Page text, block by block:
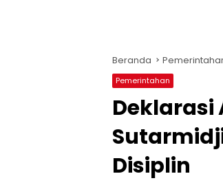
Beranda
Pemerintahan
Deklarasi
Disiplin